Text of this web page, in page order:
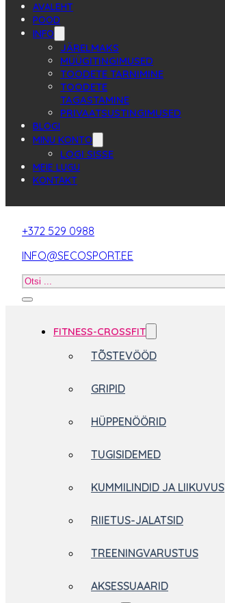
AVALEHT
POOD
INFO
JÄRELMAKS
MÜÜGITINGIMUSED
TOODETE TARNIMINE
TOODETE
TAGASTAMINE
PRIVAATSUSTINGIMUSED
BLOGI
MINU KONTO
LOGI SISSE
MEIE LUGU
KONTAKT
+372 529 0988
INFO@SECOSPORT.EE
Otsi
FITNESS-CROSSFIT
TÕSTEVÖÖD
GRIPID
HÜPPENÖÖRID
TUGISIDEMED
KUMMILINDID JA LIIKUVUS
RIIETUS-JALATSID
TREENINGVARUSTUS
AKSESSUAARID